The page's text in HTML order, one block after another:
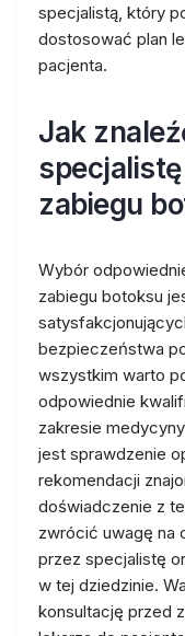
specjalistą, który
dostosować plan
pacjenta.
Jak
zabiegu
Wybór
zabiegu botoksu
bezpieczeństwa
wszystkim warto
odpowiednie
zakresie
jest sprawdzenie
rekomendacji
doświadczenie z
zwrócić uwagę na
przez specjalistę
w tej dziedzinie.
konsultację przed